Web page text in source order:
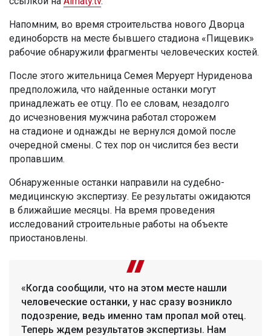
Напомним, во время строительства нового Дворца
единоборств на месте бывшего стадиона «Пищевик»
рабочие обнаружили фрагменты человеческих костей.
После этого жительница Семея Меруерт Нуриденова
предположила, что найденные останки могут
принадлежать ее отцу. По ее словам, незадолго
до исчезновения мужчина работал сторожем
на стадионе и однажды не вернулся домой после
очередной смены. С тех пор он числится без вести
пропавшим.
Обнаруженные останки направили на судебно-
медицинскую экспертизу. Ее результаты ожидаются
в ближайшие месяцы. На время проведения
исследований строительные работы на объекте
приостановлены.
«Когда сообщили, что на этом месте нашли
человеческие останки, у нас сразу возникло
подозрение, ведь именно там пропал мой отец.
Теперь ждем результатов экспертизы. Нам